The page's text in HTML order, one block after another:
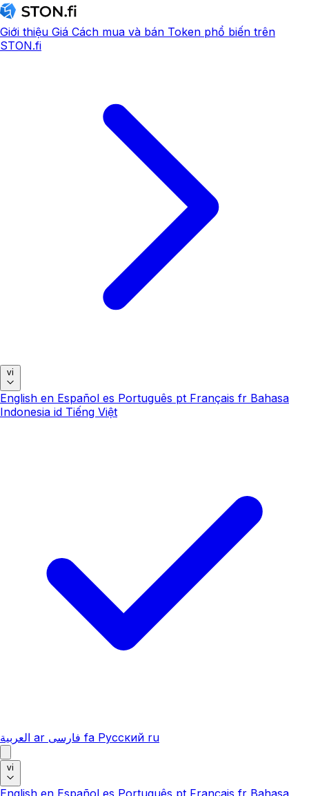
Giới thiệu Giá Cách mua và bán Token phổ biến trên
STON.fi
vi
English en Español es Português pt Français fr Bahasa
Indonesia id Tiếng Việt
العربية ar فارسی fa Русский ru
vi
English en Español es Português pt Français fr Bahasa